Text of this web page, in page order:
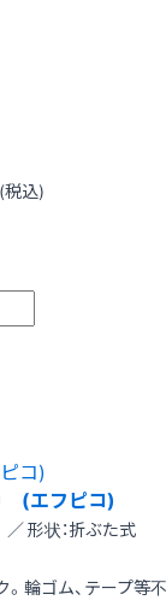
税込)
(エフピコ)
形状：折ぶた式
輪ゴム、テープ等